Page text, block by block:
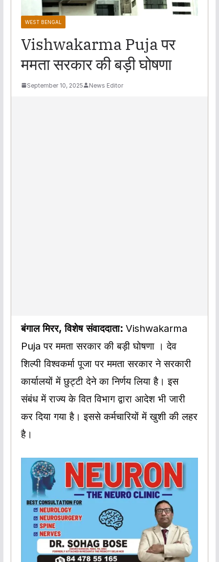
WEST BENGAL
Vishwakarma Puja पर
ममता सरकार की बड़ी घोषणा
September 10, 2025 News Editor
बंगाल मिरर, विशेष संवाददाता: Vishwakarma
Puja पर ममता सरकार की बड़ी घोषणा । देव
शिल्पी विश्वकर्मा पूजा पर ममता सरकार ने सरकारी
कार्यालयों में छुट्टी देने का निर्णय लिया है। इस
संबंध में राज्य के वित विभाग द्वारा आदेश भी जारी
कर दिया गया है। इससे कर्मचारियों में खुशी की लहर
है।